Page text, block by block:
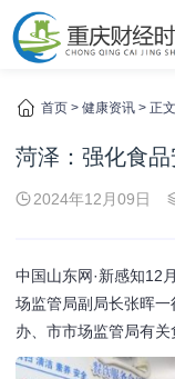
首页 > 健康资讯 > 正文
菏泽：强化食品
2024年12月09日
中国山东网·新感知12
场监管局副局长张晖
办、市市场监管局有关